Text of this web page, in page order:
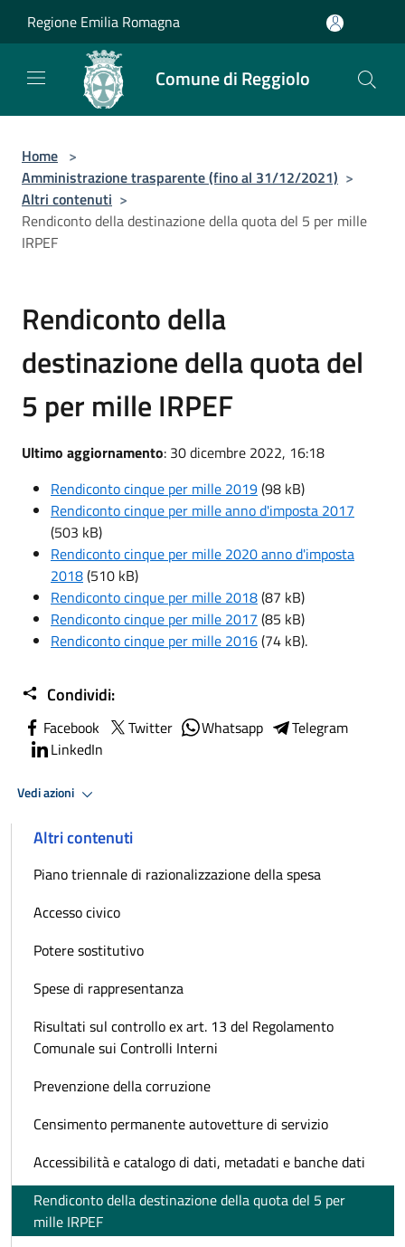
Regione Emilia Romagna
Comune di Reggiolo
Home >
Amministrazione trasparente (fino al 31/12/2021) >
Altri contenuti >
Rendiconto della destinazione della quota del 5 per mille
IRPEF
Rendiconto della
destinazione della quota del
5 per mille IRPEF
Ultimo aggiornamento: 30 dicembre 2022, 16:18
Rendiconto cinque per mille 2019(98 kB)
Rendiconto cinque per milleanno d'imposta 2017
(503 kB)
Rendiconto cinque per mille 2020 anno d'imposta
2018(510 kB)
Rendiconto cinque per mille 2018(87 kB)
Rendiconto cinque per mille 2017 (85 kB)
Rendiconto cinque per mille 2016(74 kB).
Condividi:
Facebook Twitter Whatsapp
Telegram
LinkedIn
Vedi azioni
Altri contenuti
Piano triennale di razionalizzazione della spesa
Accesso civico
Potere sostitutivo
Spese di rappresentanza
Risultati sul controllo ex art. 13 del Regolamento
Comunale sui Controlli Interni
Prevenzione della corruzione
Censimento permanente autovetture di servizio
Accessibilità e catalogo di dati, metadati e banche dati
Rendiconto della destinazione della quota del 5 per
mille IRPEF